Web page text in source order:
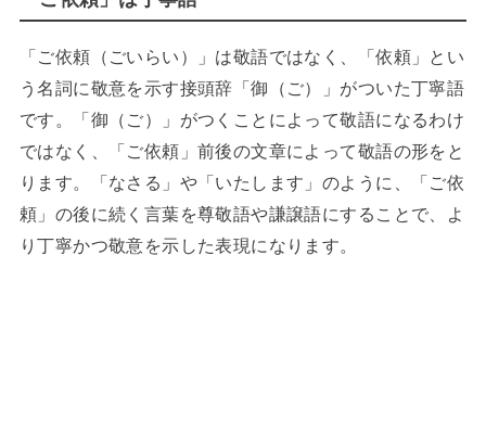
「ご依頼（ごいらい）」は敬語ではなく、「依頼」とい
う名詞に敬意を示す接頭辞「御（ご）」がついた丁寧語
です。「御（ご）」がつくことによって敬語になるわけ
ではなく、「ご依頼」前後の文章によって敬語の形をと
ります。「なさる」や「いたします」のように、「ご依
頼」の後に続く言葉を尊敬語や謙譲語にすることで、よ
り丁寧かつ敬意を示した表現になります。